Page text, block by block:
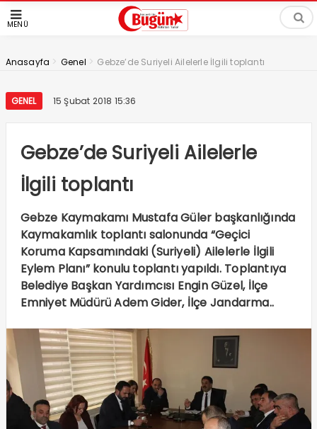
MENÜ
Anasayfa > Genel > Gebze’de Suriyeli Ailelerle İlgili toplantı
GENEL 15 Şubat 2018 15:36
Gebze’de Suriyeli Ailelerle
İlgili toplantı
Gebze Kaymakamı Mustafa Güler başkanlığında
Kaymakamlık toplantı salonunda “Geçici
Koruma Kapsamındaki (Suriyeli) Ailelerle İlgili
Eylem Planı” konulu toplantı yapıldı. Toplantıya
Belediye Başkan Yardımcısı Engin Güzel, İlçe
Emniyet Müdürü Adem Gider, İlçe Jandarma..